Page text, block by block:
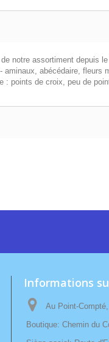
notre assortiment depuis
abécédaire,
: points de croix, peu de
Informations
Au Point-
Boutique: Chemin du